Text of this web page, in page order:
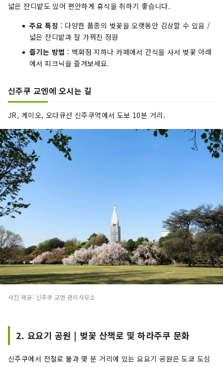
넓은 잔디밭도 있어 편안하게 휴식을 취하기 좋습니다.
주요 특징 : 다양한 품종의 벚꽃을 오랫동안 감상할 수 있음 /
넓은 잔디밭과 잘 가꿔진 정원
즐기는 방법 : 백화점 지하나 카페에서 간식을 사서 벚꽃 아래
에서 피크닉을 즐겨보세요.
신주쿠 교엔에 오시는 길
JR, 게이오, 오다큐선 신주쿠역에서 도보 10분 거리.
사진 제공: 신주쿠 교엔 관리사무소
2. 요요기 공원 | 벚꽃 산책로 및 하라주쿠 문화
신주쿠에서 전철로 불과 몇 분 거리에 있는 요요기 공원은 도쿄 도심